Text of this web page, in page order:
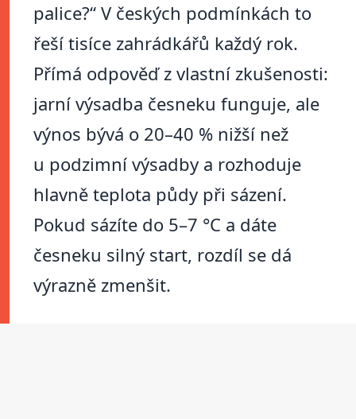
palice?“ V českých podmínkách to
řeší tisíce zahrádkářů každý rok.
Přímá odpověď z vlastní zkušenosti:
jarní výsadba česneku funguje, ale
výnos bývá o 20–40 % nižší než
u podzimní výsadby a rozhoduje
hlavně teplota půdy při sázení.
Pokud sázíte do 5–7 °C a dáte
česneku silný start, rozdíl se dá
výrazně zmenšit.